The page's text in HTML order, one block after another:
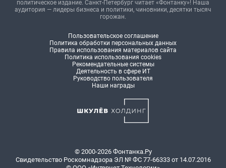
политическое издание. Санкт-Петербург читает «Фонтанку»! Наша
аудитория — лидеры бизнеса и политики, чиновники, десятки тысяч
горожан.
Пользовательское соглашение
Политика обработки персональных данных
Правила использования материалов сайта
Политика использования cookies
Рекомендательные системы
Деятельность в сфере ИТ
Руководство пользователя
Наши награды
© 2000-2026 Фонтанка.Ру
Свидетельство Роскомнадзора ЭЛ № ФС 77-66333 от 14.07.2016